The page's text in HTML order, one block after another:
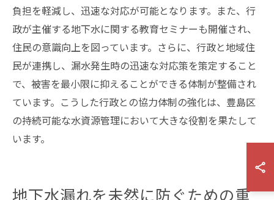
負担を軽減し、迅速な対応が可能となります。また、行
政が主催する地下水に関する教育セミナーも開催され、
住民の意識向上を図っています。さらに、行政と地域住
民が連携し、漏水発生時の迅速な対応策を策定すること
で、被害を最小限に抑えることができる体制が整備され
ています。こうした行政との協力体制の強化は、豊島区
の持続可能な水資源管理において大きな役割を果たして
います。
地下水漏れを未然に防ぐための重